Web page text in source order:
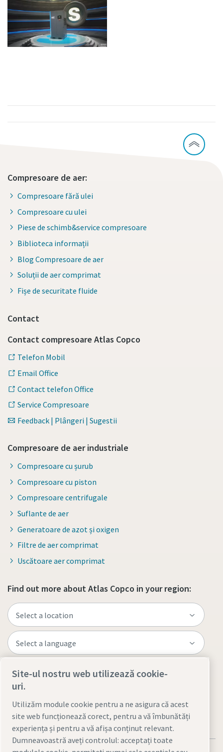
Compresoare de aer:
Compresoare fără ulei
Compresoare cu ulei
Piese de schimb&service compresoare
Biblioteca informații
Blog Compresoare de aer
Soluții de aer comprimat
Fișe de securitate fluide
Contact
Contact compresoare Atlas Copco
Telefon Mobil
Email Office
Contact telefon Office
Service Compresoare
Feedback | Plângeri | Sugestii
Compresoare de aer industriale
Compresoare cu șurub
Compresoare cu piston
Compresoare centrifugale
Suflante de aer
Generatoare de azot și oxigen
Filtre de aer comprimat
Uscătoare aer comprimat
Find out more about Atlas Copco in your region:
Visit the site
Site-ul nostru web utilizează cookie-
uri.
Utilizăm module cookie pentru a ne asigura că acest
site web funcționează corect, pentru a vă îmbunătăți
experiența și pentru a vă afișa conținut relevant.
Dumneavoastră aveți controlul: acceptați toate